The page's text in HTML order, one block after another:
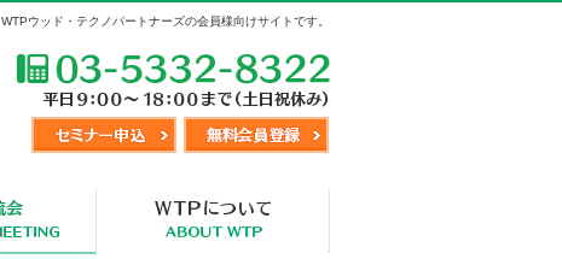
WTPウッド・テクノパートナーズの会員様向けサイトです。
セミナー申込
視察交流会 WTP事業概要・入会会員様の声